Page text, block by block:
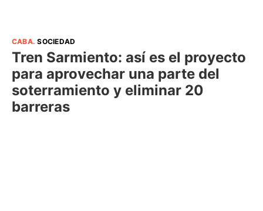
CABA.SOCIEDAD
Tren Sarmiento: así es el proyecto
para aprovechar una parte del
soterramiento y eliminar 20
barreras